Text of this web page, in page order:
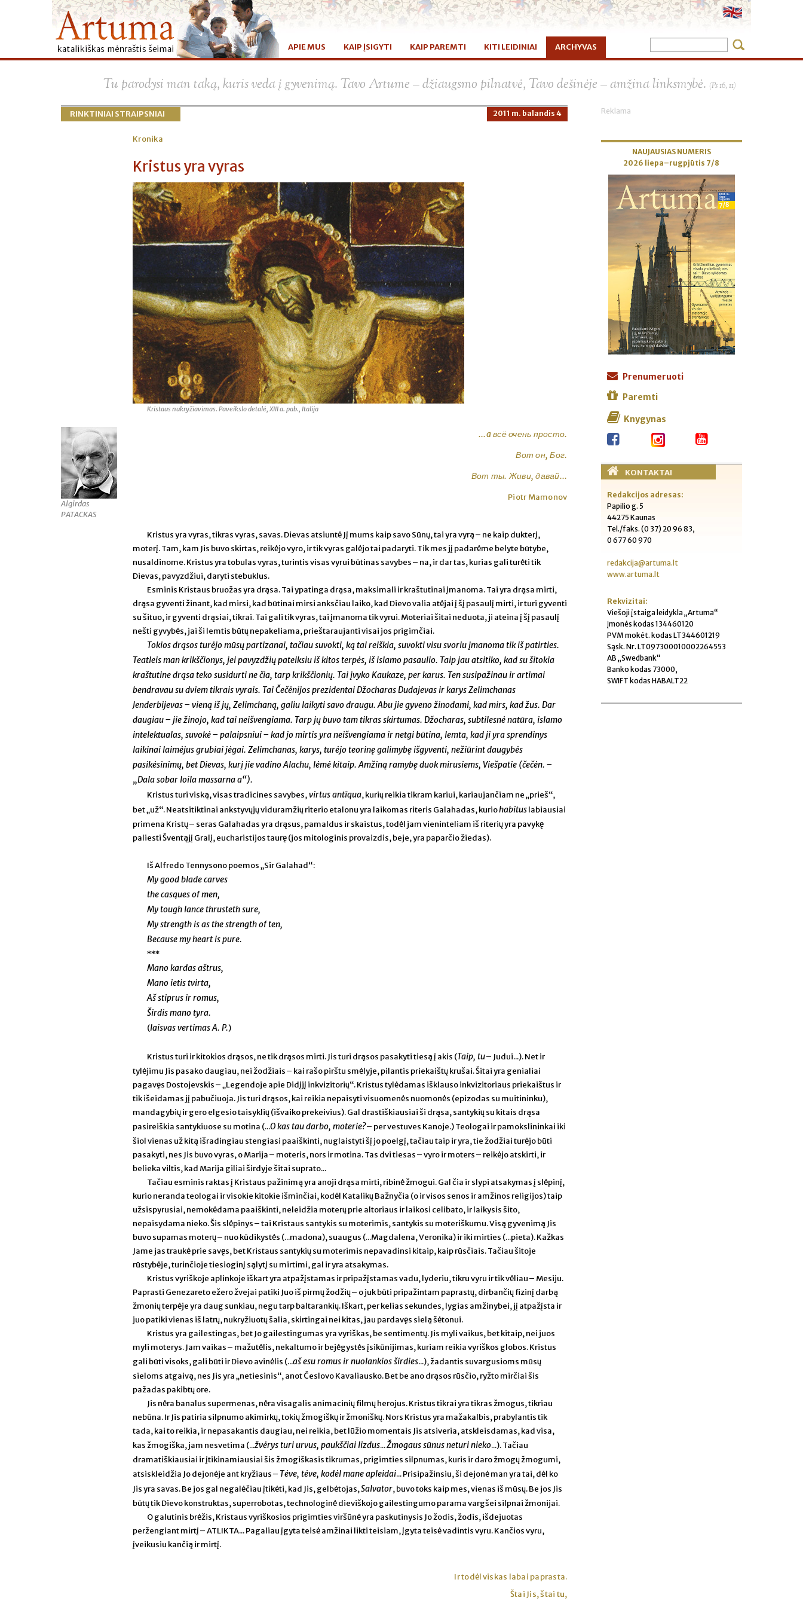
APIE MUS KAIP ĮSIGYTI KAIP PAREMTI KITI LEIDINIAI ARCHYVAS
Tu parodysi man taką, kuris veda į gyvenimą. Tavo Artume – džiaugsmo pilnatvė, Tavo dešinėje – amžina linksmybė. (Ps 16, 11)
RINKTINIAI STRAIPSNIAI 2011 m. balandis 4
Kronika
Kristus yra vyras
Kristaus nukryžiavimas. Paveikslo detalė, XIII a. pab., Italija
Algirdas
PATACKAS
...a всё очень просто.
Вот он, Бог.
Вот ты. Живи, давай...
Piotr Mamonov
Kristus yra vyras, tikras vyras, savas. Dievas atsiuntė Jį mums kaip savo Sūnų, tai yra vyrą – ne kaip dukterį,
moterį. Tam, kam Jis buvo skirtas, reikėjo vyro, ir tik vyras galėjo tai padaryti. Tik mes jį padarėme belyte būtybe,
nusaldinome. Kristus yra tobulas vyras, turintis visas vyrui būtinas savybes – na, ir dar tas, kurias gali turėti tik
Dievas, pavyzdžiui, daryti stebuklus.
Esminis Kristaus bruožas yra drąsa. Tai ypatinga drąsa, maksimali ir kraštutinai įmanoma. Tai yra drąsa mirti,
drąsa gyventi žinant, kad mirsi, kad būtinai mirsi anksčiau laiko, kad Dievo valia atėjai į šį pasaulį mirti, ir turi gyventi
su šituo, ir gyventi drąsiai, tikrai. Tai gali tik vyras, tai įmanoma tik vyrui. Moteriai šitai neduota, ji ateina į šį pasaulį
nešti gyvybės, jai ši lemtis būtų nepakeliama, prieštaraujanti visai jos prigimčiai.
Tokios drąsos turėjo mūsų partizanai, tačiau suvokti, ką tai reiškia, suvokti visu svoriu įmanoma tik iš patirties.
Teatleis man krikščionys, jei pavyzdžių pateiksiu iš kitos terpės, iš islamo pasaulio. Taip jau atsitiko, kad su šitokia
kraštutine drąsa teko susidurti ne čia, tarp krikščionių. Tai įvyko Kaukaze, per karus. Ten susipažinau ir artimai
bendravau su dviem tikrais vyrais. Tai Čečėnijos prezidentai Džocharas Dudajevas ir karys Zelimchanas
Jenderbijevas – vieną iš jų, Zelimchaną, galiu laikyti savo draugu. Abu jie gyveno žinodami, kad mirs, kad žus. Dar
daugiau – jie žinojo, kad tai neišvengiama. Tarp jų buvo tam tikras skirtumas. Džocharas, subtilesnė natūra, islamo
intelektualas, suvokė – palaipsniui – kad jo mirtis yra neišvengiama ir netgi būtina, lemta, kad ji yra sprendinys
laikinai laimėjus grubiai jėgai. Zelimchanas, karys, turėjo teorinę galimybę išgyventi, nežiūrint daugybės
pasikėsinimų, bet Dievas, kurį jie vadino Alachu, lėmė kitaip. Amžiną ramybę duok mirusiems, Viešpatie (čečėn. –
„Dala sobar loila massarna a“).
Kristus turi viską, visas tradicines savybes,virtus antīqua, kurių reikia tikram kariui, kariaujančiam ne „prieš“,
bet „už“. Neatsitiktinai ankstyvųjų viduramžių riterio etalonu yra laikomas riteris Galahadas, kuriohabituslabiausiai
primena Kristų – seras Galahadas yra drąsus, pamaldus ir skaistus, todėl jam vieninteliam iš riterių yra pavykę
paliesti Šventąjį Gralį, eucharistijos taurę (jos mitologinis provaizdis, beje, yra paparčio žiedas).
Iš Alfredo Tennysono poemos „Sir Galahad“:
My good blade carves
the casques of men,
My tough lance thrusteth sure,
My strength is as the strength of ten,
Because my heart is pure.
***
Mano kardas aštrus,
Mano ietis tvirta,
Aš stiprus ir romus,
Širdis mano tyra.
(laisvas vertimas A. P.)
Kristus turi ir kitokios drąsos, ne tik drąsos mirti. Jis turi drąsos pasakyti tiesą į akis (Taip, tu– Judui...). Net ir
tylėjimu Jis pasako daugiau, nei žodžiais – kai rašo pirštu smėlyje, pilantis priekaištų krušai. Šitai yra genialiai
pagavęs Dostojevskis – „Legendoje apie Didįjį inkvizitorių“. Kristus tylėdamas išklauso inkvizitoriaus priekaištus ir
tik išeidamas jį pabučiuoja. Jis turi drąsos, kai reikia nepaisyti visuomenės nuomonės (epizodas su muitininku),
mandagybių ir gero elgesio taisyklių (išvaiko prekeivius). Gal drastiškiausiai ši drąsa, santykių su kitais drąsa
pasireiškia santykiuose su motina (...O kas tau darbo, moterie?– per vestuves Kanoje.) Teologai ir pamokslininkai iki
šiol vienas už kitą išradingiau stengiasi paaiškinti, nuglaistyti šį jo poelgį, tačiau taip ir yra, tie žodžiai turėjo būti
pasakyti, nes Jis buvo vyras, o Marija – moteris, nors ir motina. Tas dvi tiesas – vyro ir moters – reikėjo atskirti, ir
belieka viltis, kad Marija giliai širdyje šitai suprato...
Tačiau esminis raktas į Kristaus pažinimą yra anoji drąsa mirti, ribinė žmogui. Gal čia ir slypi atsakymas į slėpinį,
kurio neranda teologai ir visokie kitokie išminčiai, kodėl Katalikų Bažnyčia (o ir visos senos ir amžinos religijos) taip
užsispyrusiai, nemokėdama paaiškinti, neleidžia moterų prie altoriaus ir laikosi celibato, ir laikysis šito,
nepaisydama nieko. Šis slėpinys – tai Kristaus santykis su moterimis, santykis su moteriškumu. Visą gyvenimą Jis
buvo supamas moterų – nuo kūdikystės (...madona), suaugus (...Magdalena, Veronika) ir iki mirties (...pieta). Kažkas
Jame jas traukė prie savęs, bet Kristaus santykių su moterimis nepavadinsi kitaip, kaip rūsčiais. Tačiau šitoje
rūstybėje, turinčioje tiesioginį sąlytį su mirtimi, gal ir yra atsakymas.
Kristus vyriškoje aplinkoje iškart yra atpažįstamas ir pripažįstamas vadu, lyderiu, tikru vyru ir tik vėliau – Mesiju.
Paprasti Genezareto ežero žvejai patiki Juo iš pirmų žodžių – o juk būti pripažintam paprastų, dirbančių fizinį darbą
žmonių terpėje yra daug sunkiau, negu tarp baltarankių. Iškart, per kelias sekundes, lygias amžinybei, jį atpažįsta ir
juo patiki vienas iš latrų, nukryžiuotų šalia, skirtingai nei kitas, jau pardavęs sielą šėtonui.
Kristus yra gailestingas, bet Jo gailestingumas yra vyriškas, be sentimentų. Jis myli vaikus, bet kitaip, nei juos
myli moterys. Jam vaikas – mažutėlis, nekaltumo ir bejėgystės įsikūnijimas, kuriam reikia vyriškos globos. Kristus
gali būti visoks, gali būti ir Dievo avinėlis (...aš esu romus ir nuolankios širdies...), žadantis suvargusioms mūsų
sieloms atgaivą, nes Jis yra „netiesinis“, anot Česlovo Kavaliausko. Bet be ano drąsos rūsčio, ryžto mirčiai šis
pažadas pakibtų ore.
Jis nėra banalus supermenas, nėra visagalis animacinių filmų herojus. Kristus tikrai yra tikras žmogus, tikriau
nebūna. Ir Jis patiria silpnumo akimirkų, tokių žmogiškų ir žmoniškų. Nors Kristus yra mažakalbis, prabylantis tik
tada, kai to reikia, ir nepasakantis daugiau, nei reikia, bet lūžio momentais Jis atsiveria, atskleisdamas, kad visa,
kas žmogiška, jam nesvetima (...žvėrys turi urvus, paukščiai lizdus...Žmogaus sūnus neturi nieko...). Tačiau
dramatiškiausiai ir įtikinamiausiai šis žmogiškasis tikrumas, prigimties silpnumas, kuris ir daro žmogų žmogumi,
atsiskleidžia Jo dejonėje ant kryžiaus – Tėve, tėve, kodėl mane apleidai... Prisipažinsiu, ši dejonė man yra tai, dėl ko
Jis yra savas. Be jos gal negalėčiau įtikėti, kad Jis, gelbėtojas,Salvator, buvo toks kaip mes, vienas iš mūsų. Be jos Jis
būtų tik Dievo konstruktas, superrobotas, technologinė dieviškojo gailestingumo parama vargšei silpnai žmonijai.
O galutinis brėžis, Kristaus vyriškosios prigimties viršūnė yra paskutinysis Jo žodis, žodis, išdejuotas
peržengiant mirtį – ATLIKTA... Pagaliau įgyta teisė amžinai likti teisiam, įgyta teisė vadintis vyru. Kančios vyru,
įveikusiu kančią ir mirtį.
Ir todėl viskas labai paprasta.
Štai Jis, štai tu,
Reklama
NAUJAUSIAS NUMERIS
2026 liepa–rugpjūtis 7/8
Prenumeruoti
Paremti
Knygynas
KONTAKTAI
Redakcijos adresas:
Papilio g. 5
44275 Kaunas
Tel./faks. (0 37) 20 96 83,
0 677 60 970
redakcija@artuma.lt
www.artuma.lt
Rekvizitai:
Viešoji įstaiga leidykla „Artuma“
Įmonės kodas 134460120
PVM mokėt. kodas LT344601219
Sąsk. Nr. LT097300010002264553
AB „Swedbank“
Banko kodas 73000,
SWIFT kodas HABALT22